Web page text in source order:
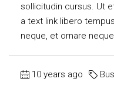
sollicitudin cursus. Ut
a text link libero
neque, et ornare
10 years ago